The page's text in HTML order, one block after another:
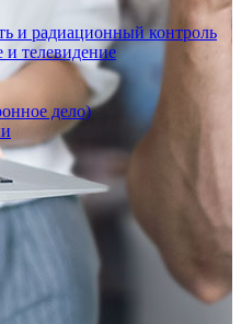
и радиационный контроль
и телевидение
дело)